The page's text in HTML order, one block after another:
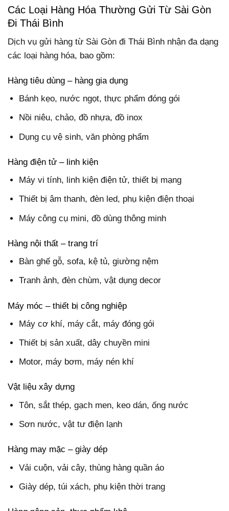
Các Loại Hàng Hóa Thường Gửi Từ Sài Gòn
Đi Thái Bình
Dịch vụ gửi hàng từ Sài Gòn đi Thái Bình nhận đa dạng
các loại hàng hóa, bao gồm:
Hàng tiêu dùng – hàng gia dụng
Bánh kẹo, nước ngọt, thực phẩm đóng gói
Nồi niêu, chảo, đồ nhựa, đồ inox
Dụng cụ vệ sinh, văn phòng phẩm
Hàng điện tử – linh kiện
Máy vi tính, linh kiện điện tử, thiết bị mạng
Thiết bị âm thanh, đèn led, phụ kiện điện thoại
Máy công cụ mini, đồ dùng thông minh
Hàng nội thất – trang trí
Bàn ghế gỗ, sofa, kệ tủ, giường nệm
Tranh ảnh, đèn chùm, vật dụng decor
Máy móc – thiết bị công nghiệp
Máy cơ khí, máy cắt, máy đóng gói
Thiết bị sản xuất, dây chuyền mini
Motor, máy bơm, máy nén khí
Vật liệu xây dựng
Tôn, sắt thép, gạch men, keo dán, ống nước
Sơn nước, vật tư điện lạnh
Hàng may mặc – giày dép
Vải cuộn, vải cây, thùng hàng quần áo
Giày dép, túi xách, phụ kiện thời trang